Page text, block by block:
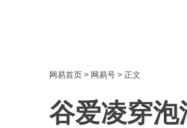
网易首页 > 网易号 > 正文
谷爱凌穿